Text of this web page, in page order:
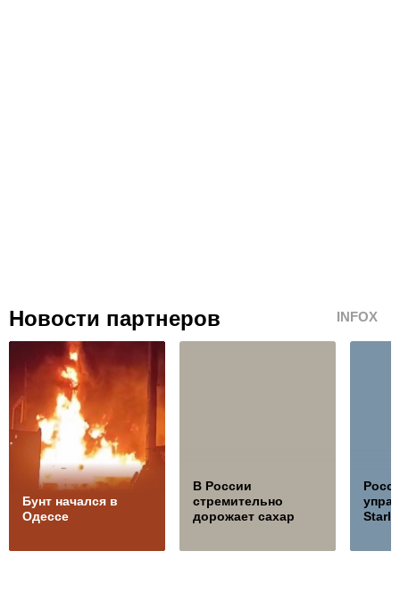
Новости партнеров INFOX
Бунт начался в
Одессе
В России
стремительно
дорожает сахар